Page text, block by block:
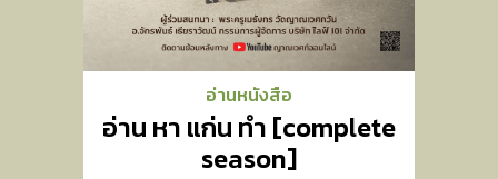
อ่านหนังสือ
อ่าน หา แก่น ทำ [complete
season]